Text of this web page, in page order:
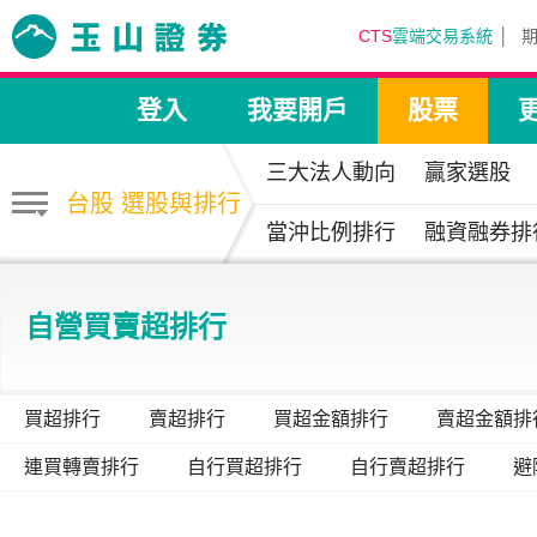
CTS雲端交易系統
登入 我要開戶 股票
台股 選股與排行
三大法人動向 贏家選股
當沖比例排行 融資融券排
自營買賣超排行
買超排行 賣超排行 買超金額排行 賣超金額排
連買轉賣排行 自行買超排行 自行賣超排行 避